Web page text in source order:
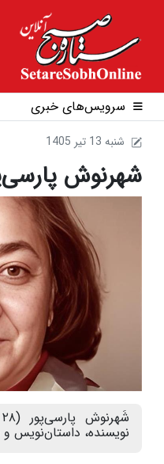
سرویس‌های خبری
1405 شنبه 13 تير
شهرنوش
نویسنده، داستان‌نویس و